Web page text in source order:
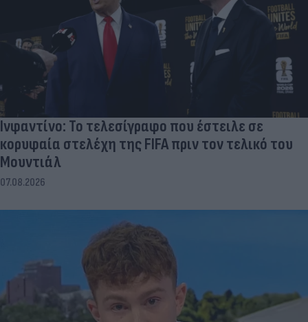
Ινφαντίνο: Το τελεσίγραφο που έστειλε σε
κορυφαία στελέχη της FIFA πριν τον τελικό του
Μουντιάλ
07.08.2026